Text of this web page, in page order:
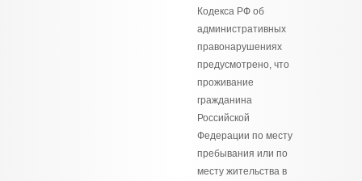
Кодекса РФ об
административных
правонарушениях
предусмотрено, что
проживание
гражданина
Российской
Федерации по месту
пребывания или по
месту жительства в